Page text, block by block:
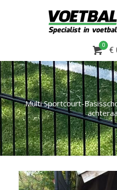
0
€
Multi Sportcourt-